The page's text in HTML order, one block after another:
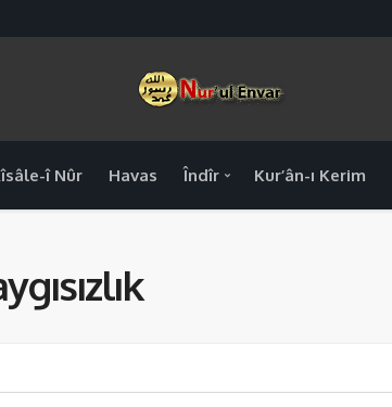
î Nûr Havas Îndîr Kur’ân-ı Kerim